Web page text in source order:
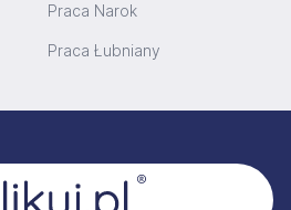
Praca Narok
Praca Łubniany